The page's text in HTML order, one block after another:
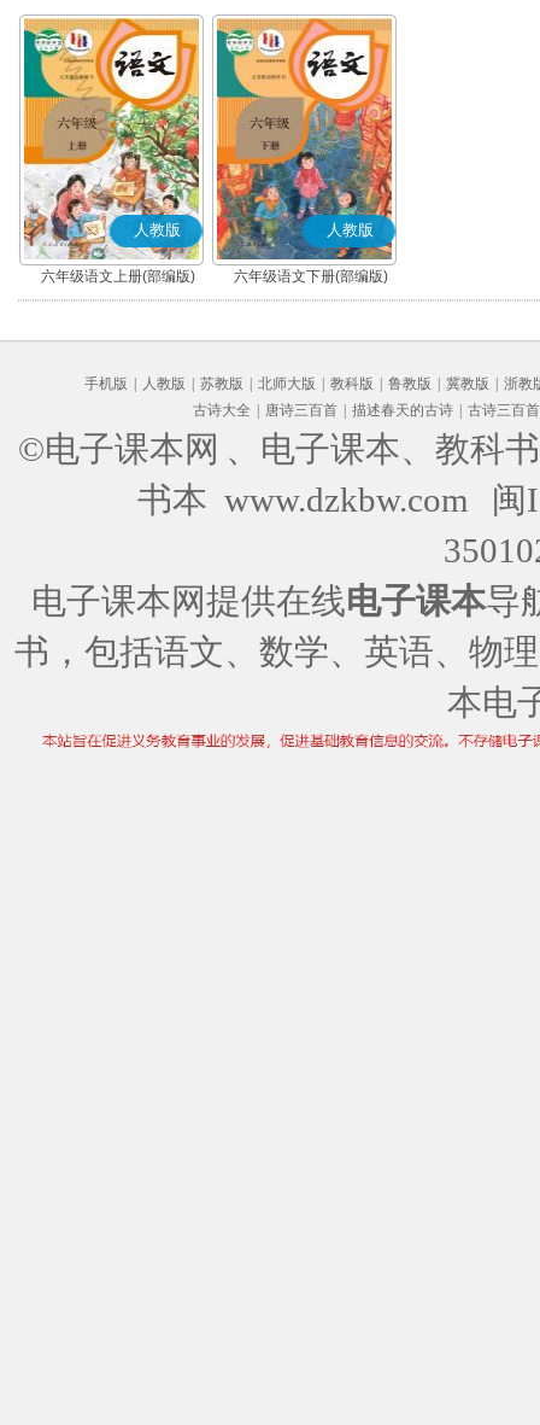
人教版
六年级语文上册(部编版)
人教版
六年级语文下册(部编版)
手机版 人教版 苏教版 北师大版 教科版 鲁教版 冀教版
浙教
古诗大全
唐诗三百首 描述春天的古诗 古诗三百首
©电子课本网 、电子课本、教科
书本 www.dzkbw.com
闽
电子课本网提供在线电子课本导
书，包括语文、数学、英语、物
本电